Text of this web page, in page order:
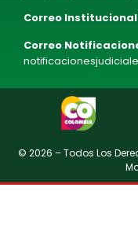
Correo
Correo
© 2026 – Todos Los